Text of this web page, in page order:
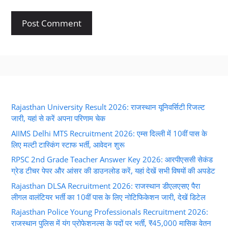
Rajasthan University Result 2026: राजस्थान यूनिवर्सिटी रिजल्ट
जारी, यहां से करें अपना परिणाम चेक
AIIMS Delhi MTS Recruitment 2026: एम्स दिल्ली में 10वीं पास के
लिए मल्टी टास्किंग स्टाफ भर्ती, आवेदन शुरू
RPSC 2nd Grade Teacher Answer Key 2026: आरपीएससी सेकंड
ग्रेड टीचर पेपर और आंसर की डाउनलोड करें, यहां देखें सभी विषयों की अपडेट
Rajasthan DLSA Recruitment 2026: राजस्थान डीएलएसए पैरा
लीगल वालंटियर भर्ती का 10वीं पास के लिए नोटिफिकेशन जारी, देखें डिटेल
Rajasthan Police Young Professionals Recruitment 2026:
राजस्थान पुलिस में यंग प्रोफेशनल्स के पदों पर भर्ती, ₹45,000 मासिक वेतन